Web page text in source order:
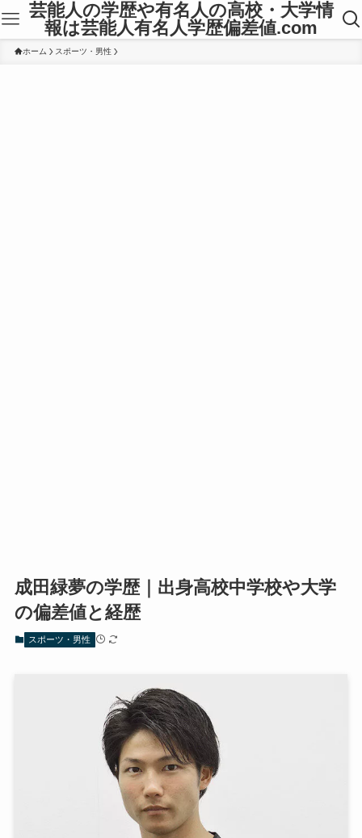
芸能人の学歴や有名人の高校・大学情
報は芸能人有名人学歴偏差値.com
ホーム スポーツ・男性
成田緑夢の学歴｜出身高校中学校や大学
の偏差値と経歴
スポーツ・男性